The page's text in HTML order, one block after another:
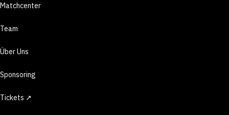
Matchcenter
Team
Über Uns
Sponsoring
Tickets ↗